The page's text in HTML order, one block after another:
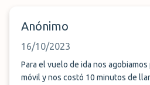
Anónimo
16/10/2023
Para el vuelo de ida nos
móvil y nos costó 10 minutos de